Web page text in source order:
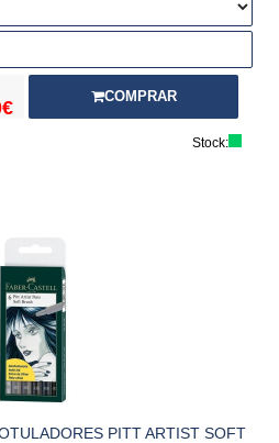
COMPRAR
Stock:
PITT ARTIST SOFT